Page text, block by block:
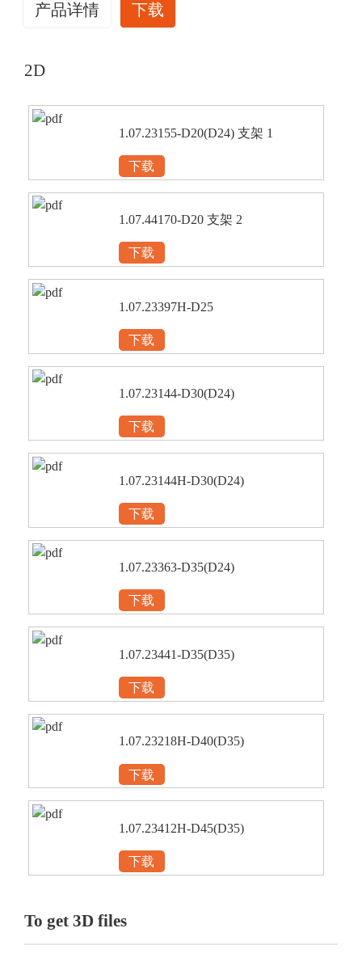
产品详情 下载
2D
1.07.23155-D20(D24) 支架 1
下载
1.07.44170-D20 支架 2
下载
1.07.23397H-D25
下载
1.07.23144-D30(D24)
下载
1.07.23144H-D30(D24)
下载
1.07.23363-D35(D24)
下载
1.07.23441-D35(D35)
下载
1.07.23218H-D40(D35)
下载
1.07.23412H-D45(D35)
下载
To get 3D files